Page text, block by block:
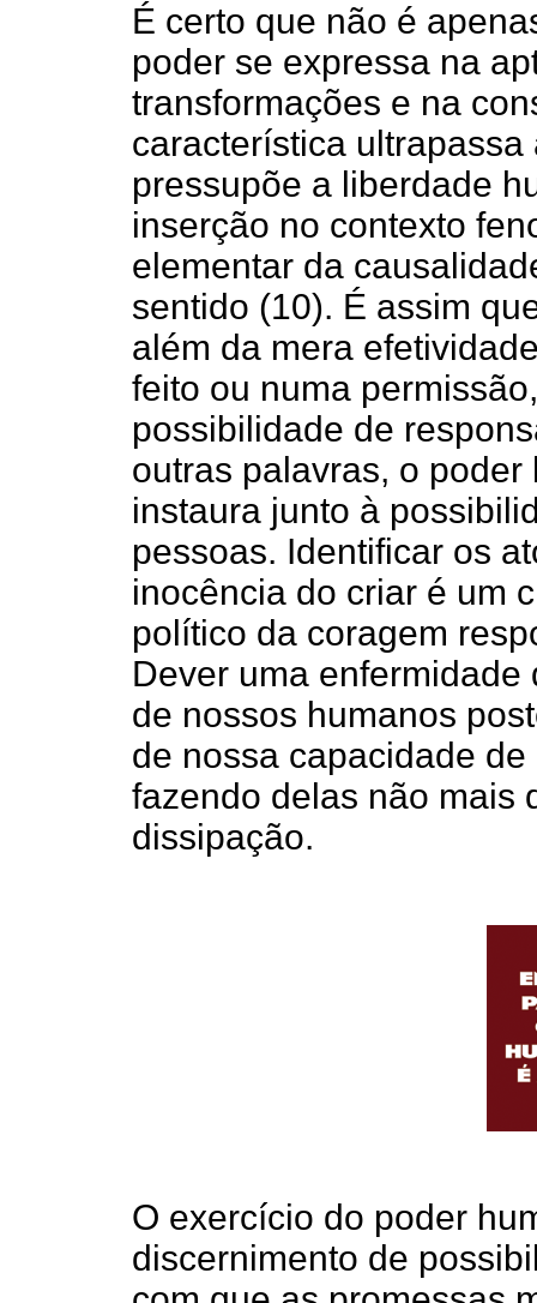
É certo que não é
poder se expressa na
transformações e na
característica
pressupõe a liberdade
inserção no contexto
elementar da
sentido (10). É assim
além da mera
feito ou numa
possibilidade de
outras palavras, o
instaura junto à
pessoas. Identificar os
inocência do criar é um
político da coragem
Dever uma
de nossos humanos
de nossa capacidade
fazendo delas não mais
dissipação.
O exercício do poder
discernimento de